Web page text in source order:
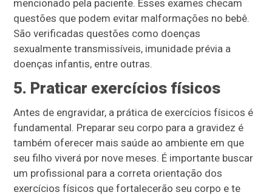
mencionado pela paciente. Esses exames checam
questões que podem evitar malformações no bebê.
São verificadas questões como doenças
sexualmente transmissíveis, imunidade prévia a
doenças infantis, entre outras.
5. Praticar exercícios físicos
Antes de engravidar, a prática de exercícios físicos é
fundamental. Preparar seu corpo para a gravidez é
também oferecer mais saúde ao ambiente em que
seu filho viverá por nove meses. É importante buscar
um profissional para a correta orientação dos
exercícios físicos que fortalecerão seu corpo e te